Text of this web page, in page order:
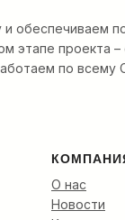
до
и обеспечиваем
этапе проекта –
по всему
О нас
Новости